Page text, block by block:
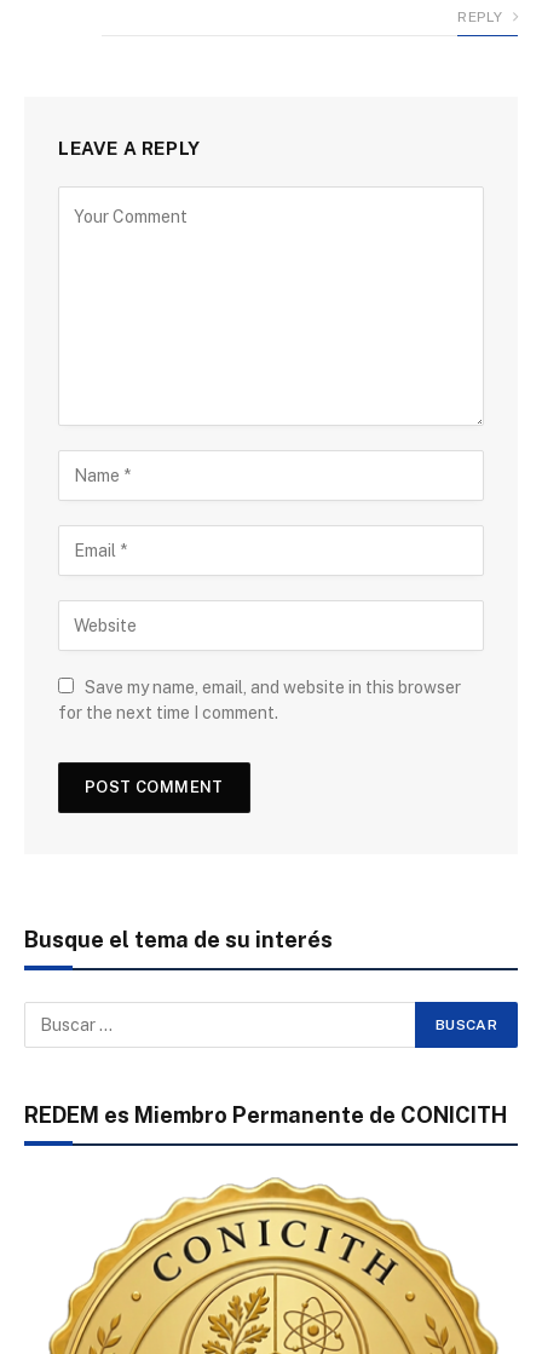
REPLY
LEAVE A REPLY
Save my name, email, and website in this browser
for the next time I comment.
Busque el tema de su interés
REDEM es Miembro Permanente de CONICITH